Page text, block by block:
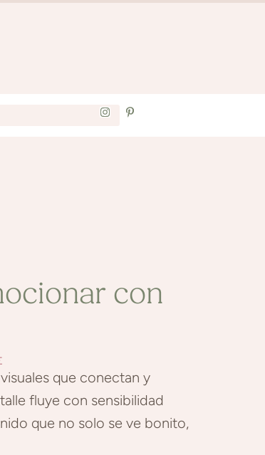
con
que conectan y
fluye con sensibilidad
que no solo se ve bonito,